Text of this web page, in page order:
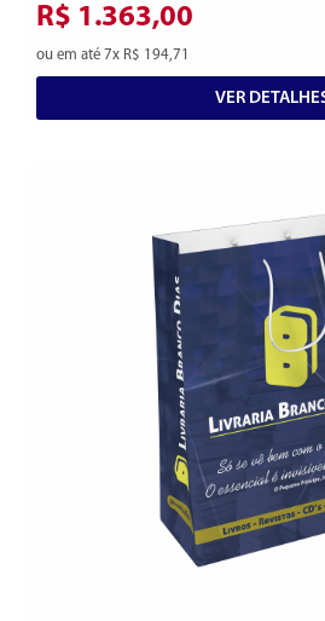
R$ 1.363,00
ou em até 7x R$ 194,71
VER